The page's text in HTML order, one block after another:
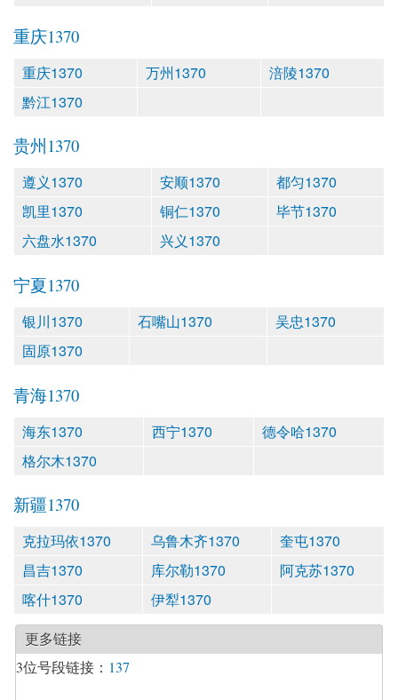
重庆1370
重庆1370 万州1370
涪陵1370
黔江1370
贵州1370
遵义1370 安顺1370
都匀1370
凯里1370
铜仁1370
毕节1370
六盘水1370
兴义1370
宁夏1370
银川1370 石嘴山1370
吴忠1370
固原1370
青海1370
海东1370 西宁1370
德令哈1370
格尔木1370
新疆1370
克拉玛依1370 乌鲁木齐1370
奎屯1370
昌吉1370
库尔勒1370
阿克苏1370
喀什1370
伊犁1370
更多链接
3位号段链接： 137